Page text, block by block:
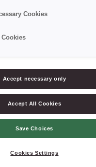
worek;
O PRODUKT
Cookies
Accept necessary only
Accept All Cookies
Save Choices
Cookies Settings